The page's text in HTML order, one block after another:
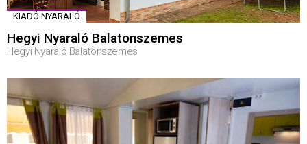
KIADÓ NYARALÓ
Hegyi Nyaraló Balatonszemes
Hegyi Nyaraló Balatonszemes